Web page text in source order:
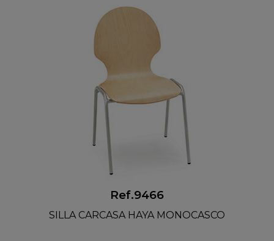
Ref.9466
SILLA CARCASA HAYA MONOCASCO